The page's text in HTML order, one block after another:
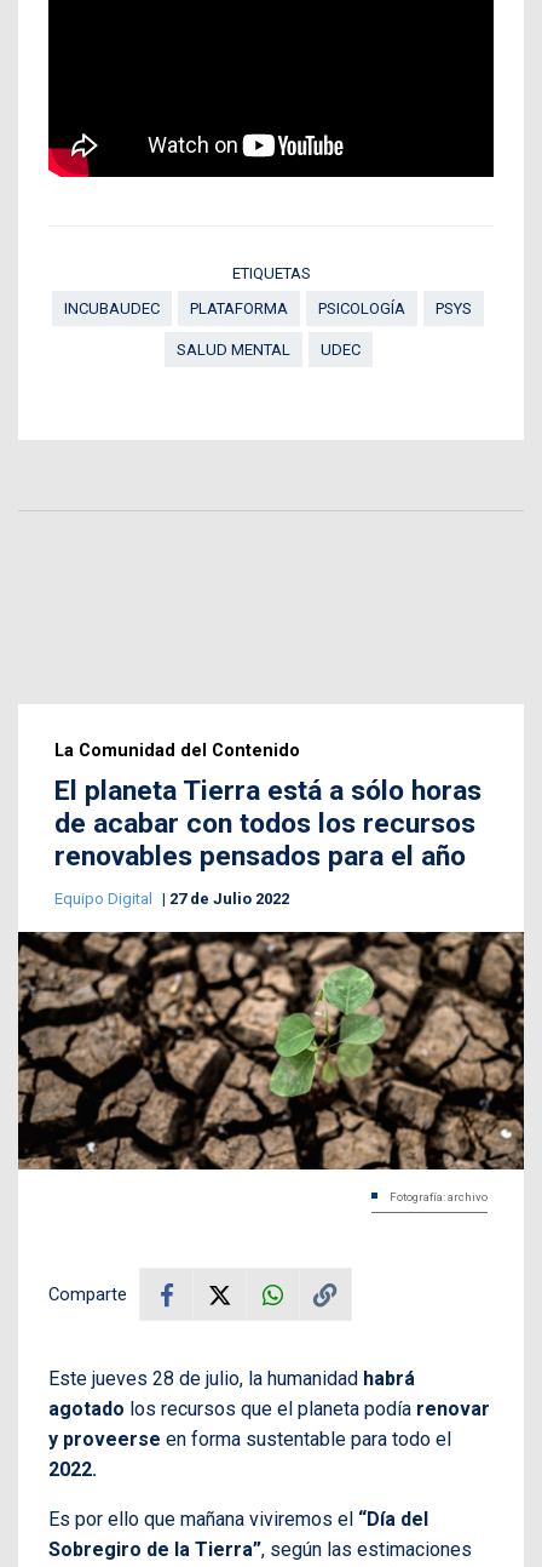
ETIQUETAS
INCUBAUDEC
PLATAFORMA PSICOLOGÍA PSYS
SALUD MENTAL UDEC
La Comunidad del Contenido
El planeta Tierra está a sólo horas
de acabar con todos los recursos
renovables pensados para el año
Equipo Digital 27 de Julio 2022
Fotografía: archivo
Comparte
Este jueves 28 de julio, la humanidad habrá
agotado los recursos que el planeta podía renovar
y proveerse en forma sustentable para todo el
2022.
Es por ello que mañana viviremos el “Día del
Sobregiro de la Tierra”, según las estimaciones